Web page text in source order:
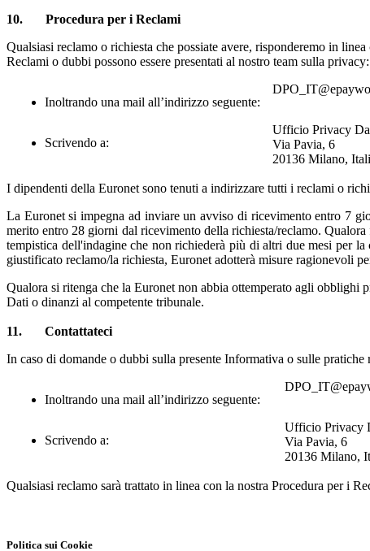
10. Procedura per i Reclami
Qualsiasi reclamo o richiesta che possiate avere, risponderemo in
Reclami o dubbi possono essere presentati al nostro team sulla privacy:
Inoltrando una mail all’indirizzo seguente:
Scrivendo a:
Ufficio Privacy
Via Pavia, 6
20136 Milano,
I dipendenti della Euronet sono tenuti a indirizzare tutti i reclami o
La Euronet si impegna ad inviare un avviso di ricevimento entro 7
merito entro 28 giorni dal ricevimento della richiesta/reclamo.
tempistica dell'indagine che non richiederà più di altri due mesi per
giustificato reclamo/la richiesta, Euronet adotterà misure ragionevoli
Qualora si ritenga che la Euronet non abbia ottemperato agli obblighi
Dati o dinanzi al competente tribunale.
11. Contattateci
In caso di domande o dubbi sulla presente Informativa o sulle
Inoltrando una mail all’indirizzo seguente:
Scrivendo a:
Ufficio Privacy
Via Pavia, 6
20136 Milano,
Qualsiasi reclamo sarà trattato in linea con la nostra Procedura per i
Politica sui Cookie